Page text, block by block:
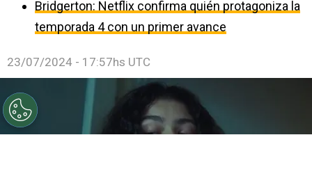
Bridgerton: Netflix confirma quién protagoniza la
temporada 4 con un primer avance
23/07/2024 - 17:57hs UTC